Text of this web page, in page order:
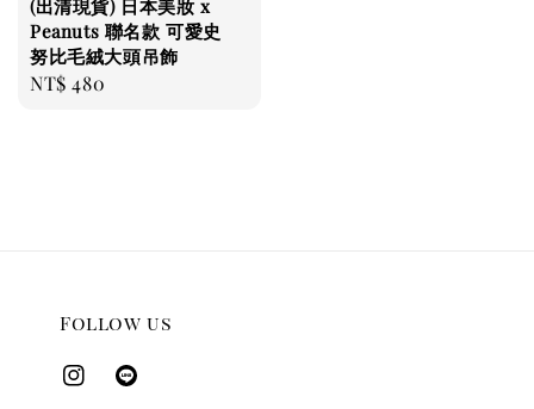
(出清現貨) 日本美妝 x
Peanuts 聯名款 可愛史
努比毛絨大頭吊飾
Regular
NT$ 480
Follow us